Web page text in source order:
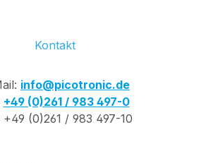
Kontakt
info@picotronic.de
+49 (0)261 / 983 497-0
+49 (0)261 / 983 497-10